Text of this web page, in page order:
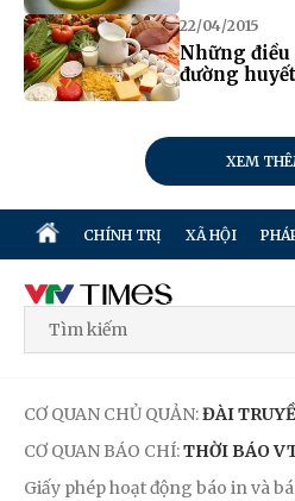
22/04/2015
Những điều
đường
XEM
CHÍNH TRỊ XÃ HỘI
CƠ QUAN CHỦ QUẢN:ĐÀI
CƠ QUAN BÁO CHÍ:THỜI BÁO
Giấy phép hoạt động báo in và